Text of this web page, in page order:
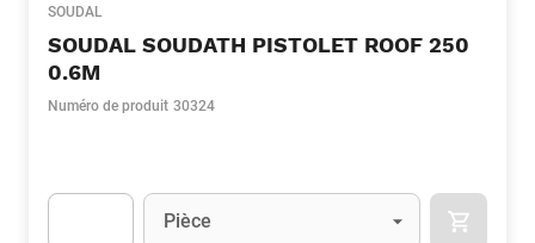
SOUDAL
SOUDAL SOUDATH PISTOLET ROOF 250
0.6M
Numéro de produit 30324
Unité
Pièce